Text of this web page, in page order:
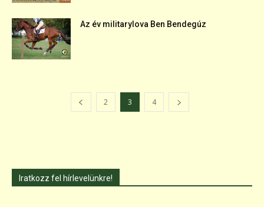
Az év militarylova Ben Bendegúz
2 3 4
Iratkozz fel hírlevelünkre!